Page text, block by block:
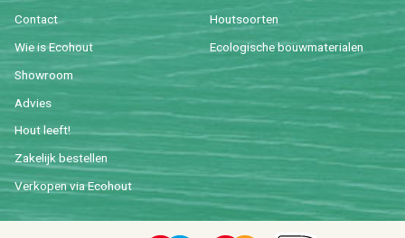
Con­tact
Wie is Eco­hout
Show­room
Ad­vies
Hout leeft!
Za­ke­lijk be­stel­len
Ver­ko­pen via Eco­hout
Hout­soor­ten
Eco­lo­gi­sche bouw­ma­te­ri­a­len